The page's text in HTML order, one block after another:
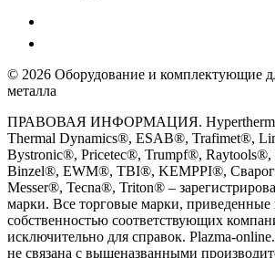
© 2026 Оборудование и комплектующие
металла
ПРАВОВАЯ ИНФОРМАЦИЯ.
Thermal Dynamics®, ESAB®, Trafimet®,
Bystronic®, Pricetec®, Trumpf®,
Binzel®, EWM®, TBI®, KEMPPI®,
Messer®, Tecna®, Triton® –
марки. Все торговые марки, приведенные
собственностью соответствующих
исключительно для справок. Plazma-
не связана с вышеназванными